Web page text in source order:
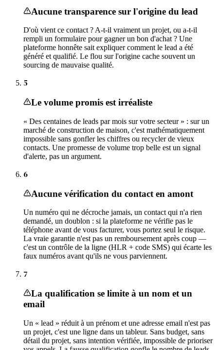
Aucune transparence sur l'origine du lead
D'où vient ce contact ? A-t-il vraiment un projet, ou a-t-il
rempli un formulaire pour gagner un bon d'achat ? Une
plateforme honnête sait expliquer comment le lead a été
généré et qualifié. Le flou sur l'origine cache souvent un
sourcing de mauvaise qualité.
5
Le volume promis est irréaliste
« Des centaines de leads par mois sur votre secteur » : sur un
marché de construction de maison, c'est mathématiquement
impossible sans gonfler les chiffres ou recycler de vieux
contacts. Une promesse de volume trop belle est un signal
d'alerte, pas un argument.
6
Aucune vérification du contact en amont
Un numéro qui ne décroche jamais, un contact qui n'a rien
demandé, un doublon : si la plateforme ne vérifie pas le
téléphone avant de vous facturer, vous portez seul le risque.
La vraie garantie n'est pas un remboursement après coup —
c'est un contrôle de la ligne (HLR + code SMS) qui écarte les
faux numéros avant qu'ils ne vous parviennent.
7
La qualification se limite à un nom et un
email
Un « lead » réduit à un prénom et une adresse email n'est pas
un projet, c'est une ligne dans un tableur. Sans budget, sans
détail du projet, sans intention vérifiée, impossible de prioriser